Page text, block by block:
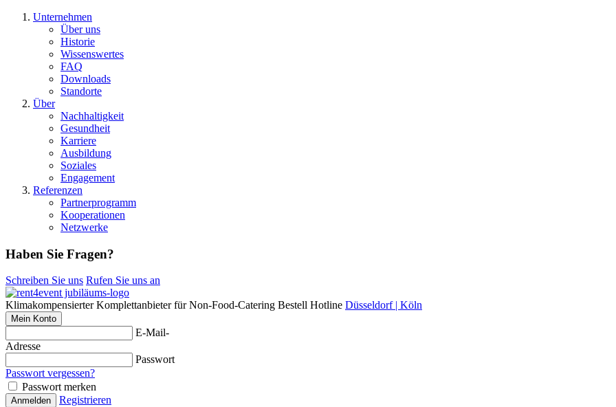
Unternehmen
Über uns
Historie
Wissenswertes
FAQ
Downloads
Standorte
Über
Nachhaltigkeit
Gesundheit
Karriere
Ausbildung
Soziales
Engagement
Referenzen
Partnerprogramm
Kooperationen
Netzwerke
Haben Sie Fragen?
Schreiben Sie uns Rufen Sie uns an
Klimakompensierter Komplettanbieter für Non-Food-Catering Bestell Hotline Düsseldorf | Köln
Mein Konto
E-Mail-
Adresse
Passwort
Passwort vergessen?
Passwort merken
Anmelden Registrieren